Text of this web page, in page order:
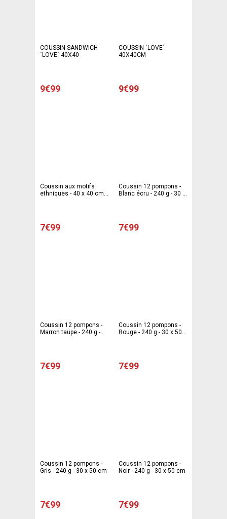
COUSSIN SANDWICH
`LOVE` 40X40
9€99
COUSSIN `LOVE`
40X40CM
9€99
Coussin aux motifs
ethniques - 40 x 40 cm -
7€99
Coussin 12 pompons -
Blanc écru - 240 g - 30 x
7€99
Coussin 12 pompons -
Marron taupe - 240 g -
7€99
Coussin 12 pompons -
Rouge - 240 g - 30 x 50
7€99
Coussin 12 pompons -
Gris - 240 g - 30 x 50 cm
7€99
Coussin 12 pompons -
Noir - 240 g - 30 x 50 cm
7€99